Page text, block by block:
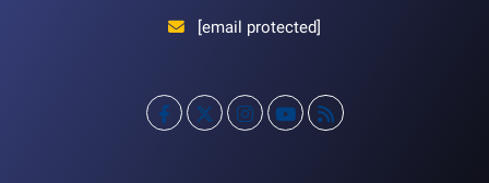
[email protected]